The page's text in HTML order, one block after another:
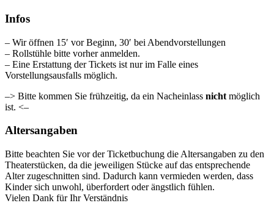
Infos
– Wir öffnen 15′ vor Beginn, 30′ bei Abendvorstellungen
– Rollstühle bitte vorher anmelden.
– Eine Erstattung der Tickets ist nur im Falle eines
Vorstellungsausfalls möglich.
–> Bitte kommen Sie frühzeitig, da ein Nacheinlass nicht möglich
ist. <–
Altersangaben
Bitte beachten Sie vor der Ticketbuchung die Altersangaben zu den
Theaterstücken, da die jeweiligen Stücke auf das entsprechende
Alter zugeschnitten sind. Dadurch kann vermieden werden, dass
Kinder sich unwohl, überfordert oder ängstlich fühlen.
Vielen Dank für Ihr Verständnis